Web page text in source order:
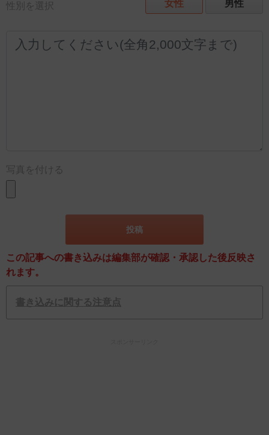
性別を選択 女性 男性
写真を付ける
この記事への書き込みは編集部が確認・承認した後反映さ
れます。
書き込みに関する注意点